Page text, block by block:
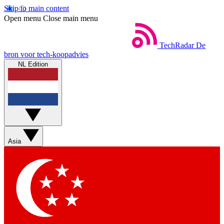
Skip to main content
Open menu Close main menu
TechRadar De
bron voor tech-koopadvies
NL Edition
Asia